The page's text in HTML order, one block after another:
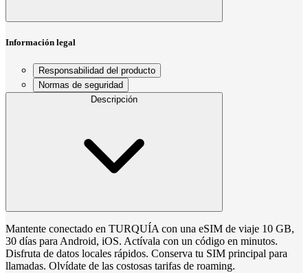
Información legal
Responsabilidad del producto
Normas de seguridad
Descripción
Mantente conectado en TURQUÍA con una eSIM de viaje 10 GB,
30 días para Android, iOS. Actívala con un código en minutos.
Disfruta de datos locales rápidos. Conserva tu SIM principal para
llamadas. Olvídate de las costosas tarifas de roaming.